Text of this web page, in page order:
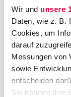
Wir und unsere
Daten, wie z. B.
Cookies, um
darauf
Messungen von
sowie
entscheiden
Sie können Ihre